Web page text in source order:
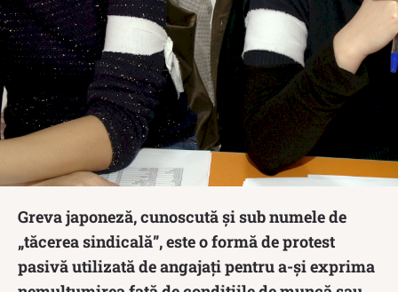
Greva japoneză, cunoscută și sub numele de
„tăcerea sindicală”, este o formă de protest
pasivă utilizată de angajați pentru a-și exprima